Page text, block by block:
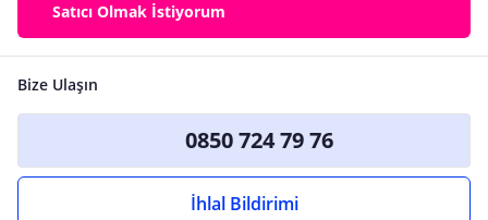
Satıcı Olmak İstiyorum
Bize Ulaşın
0850 724 79 76
İhlal Bildirimi